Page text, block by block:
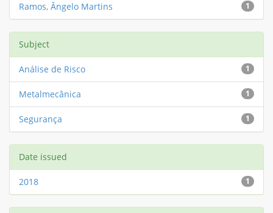
1
Ramos, Ângelo Martins
Subject
1
Análise de Risco
1
Metalmecânica
1
Segurança
Date issued
1
2018